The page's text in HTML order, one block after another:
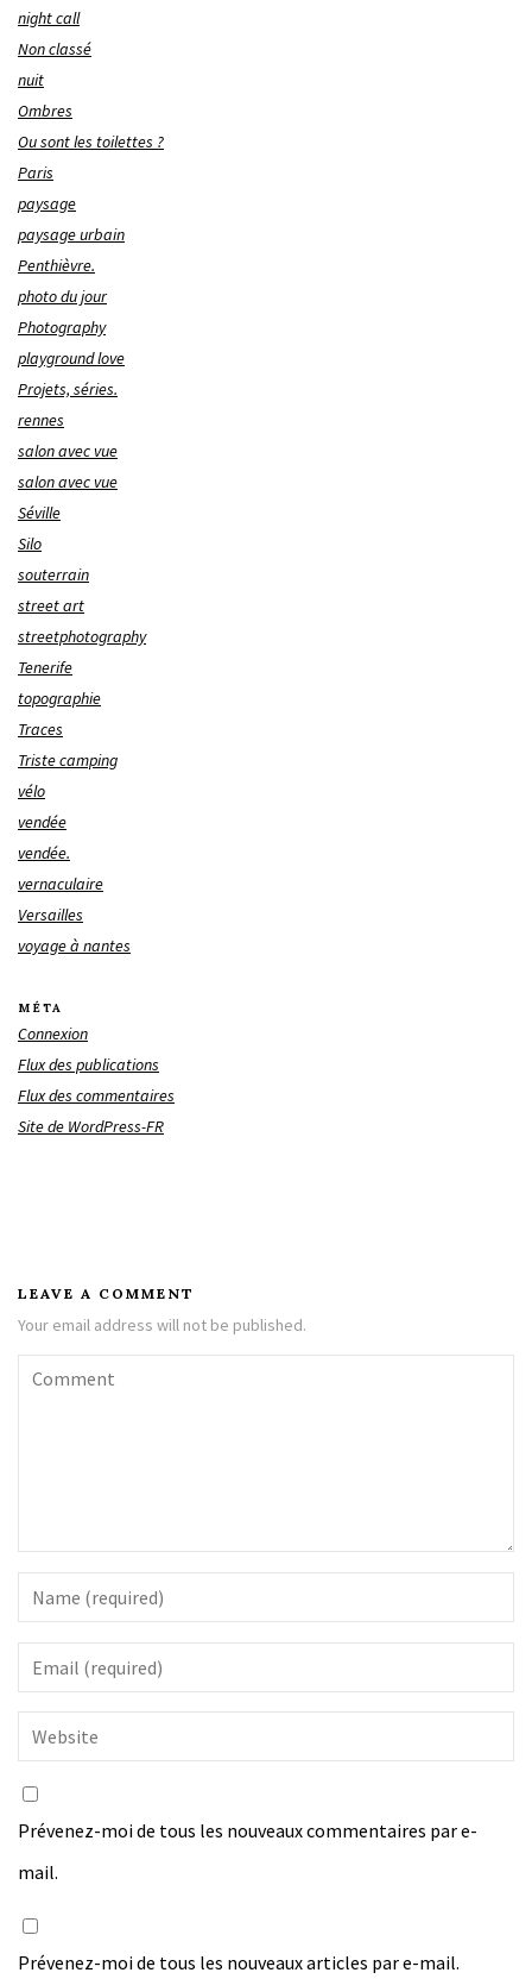
night call
Non classé
nuit
Ombres
Ou sont les toilettes ?
Paris
paysage
paysage urbain
Penthièvre.
photo du jour
Photography
playground love
Projets, séries.
rennes
salon avec vue
salon avec vue
Séville
Silo
souterrain
street art
streetphotography
Tenerife
topographie
Traces
Triste camping
vélo
vendée
vendée.
vernaculaire
Versailles
voyage à nantes
MÉTA
Connexion
Flux des publications
Flux des commentaires
Site de WordPress-FR
LEAVE A COMMENT
Your email address will not be published.
Prévenez-moi de tous les nouveaux commentaires par e-
mail.
Prévenez-moi de tous les nouveaux articles par e-mail.